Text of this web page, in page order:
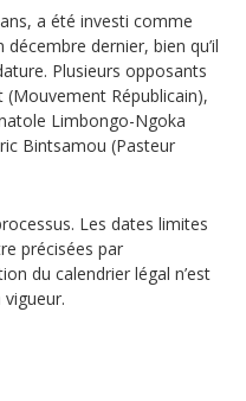
a été investi comme
dernier, bien qu’il
Plusieurs opposants
Républicain),
Limbongo-Ngoka
Bintsamou (Pasteur
Les dates limites
précisées par
du calendrier légal n’est